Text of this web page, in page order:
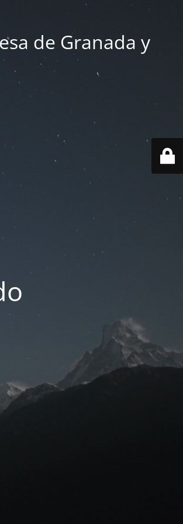
de Granada y